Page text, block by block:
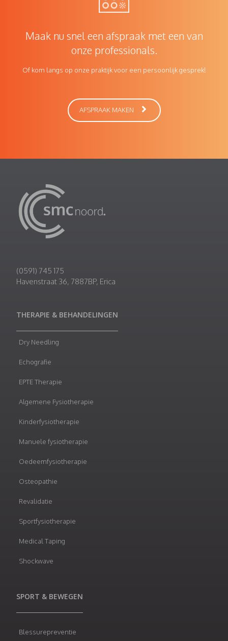
Maak nu snel een afspraak met een van
onze professionals.
Of kom langs op onze praktijk voor een persoonlijk gesprek!
AFSPRAAK MAKEN
(0591) 745 175
Havenstraat 36, 7887BP, Erica
THERAPIE & BEHANDELINGEN
Dry Needling
Echografie
EPTE Therapie
Algemene Fysiotherapie
Kinderfysiotherapie
Manuele fysiotherapie
Oedeemfysiotherapie
Osteopathie
Revalidatie
Sportfysiotherapie
Medical Taping
Shockwave
SPORT & BEWEGEN
Blessurepreventie